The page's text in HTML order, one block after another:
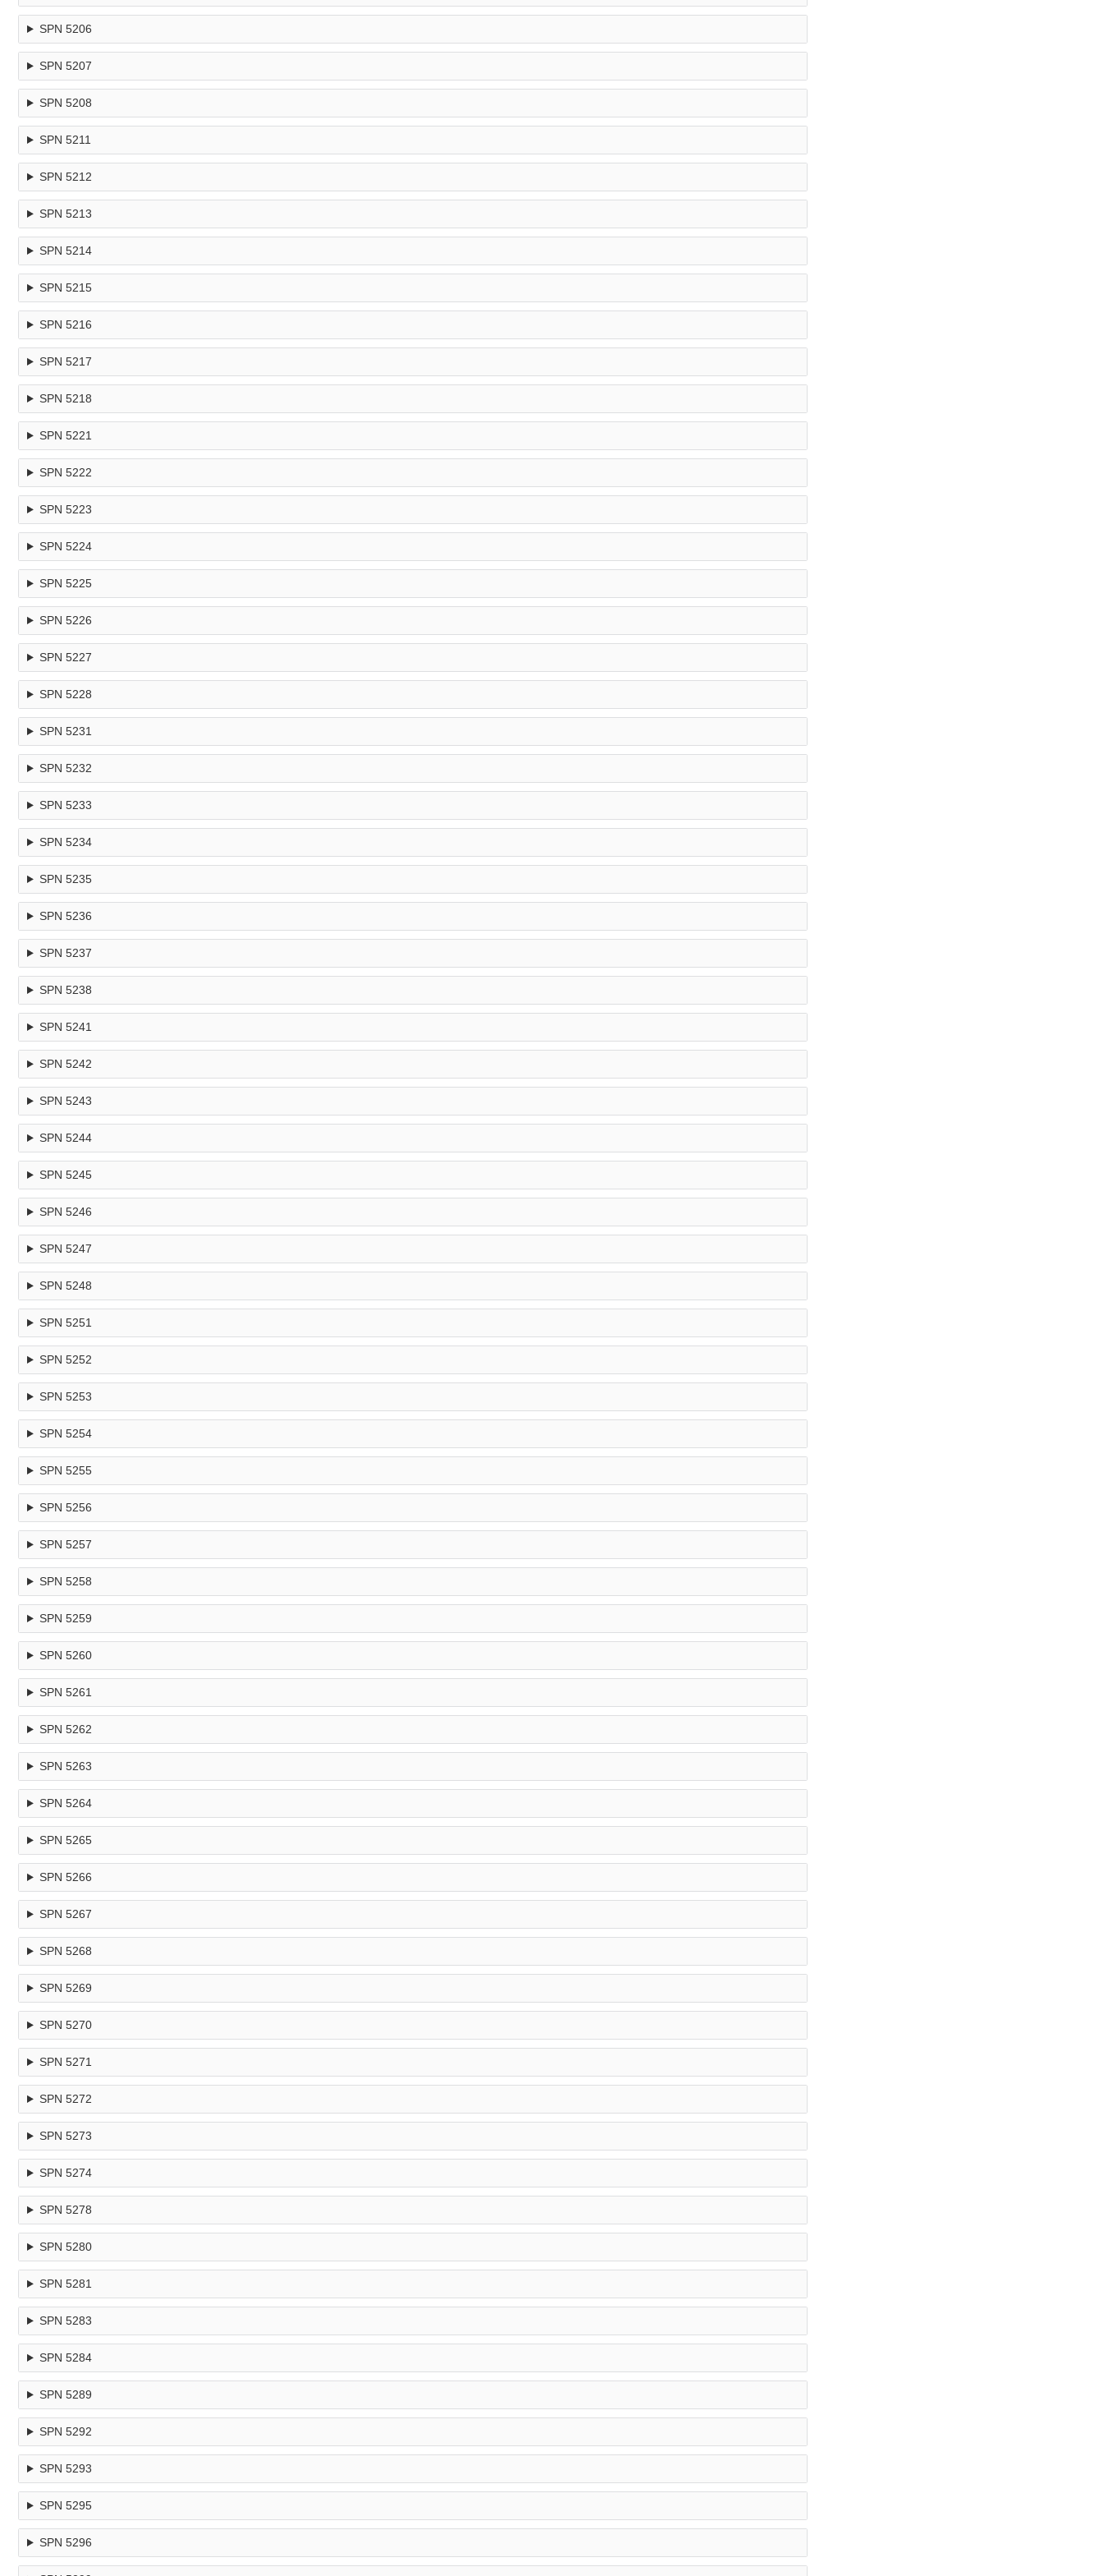
SPN 5206
SPN 5207
SPN 5208
SPN 5211
SPN 5212
SPN 5213
SPN 5214
SPN 5215
SPN 5216
SPN 5217
SPN 5218
SPN 5221
SPN 5222
SPN 5223
SPN 5224
SPN 5225
SPN 5226
SPN 5227
SPN 5228
SPN 5231
SPN 5232
SPN 5233
SPN 5234
SPN 5235
SPN 5236
SPN 5237
SPN 5238
SPN 5241
SPN 5242
SPN 5243
SPN 5244
SPN 5245
SPN 5246
SPN 5247
SPN 5248
SPN 5251
SPN 5252
SPN 5253
SPN 5254
SPN 5255
SPN 5256
SPN 5257
SPN 5258
SPN 5259
SPN 5260
SPN 5261
SPN 5262
SPN 5263
SPN 5264
SPN 5265
SPN 5266
SPN 5267
SPN 5268
SPN 5269
SPN 5270
SPN 5271
SPN 5272
SPN 5273
SPN 5274
SPN 5278
SPN 5280
SPN 5281
SPN 5283
SPN 5284
SPN 5289
SPN 5292
SPN 5293
SPN 5295
SPN 5296